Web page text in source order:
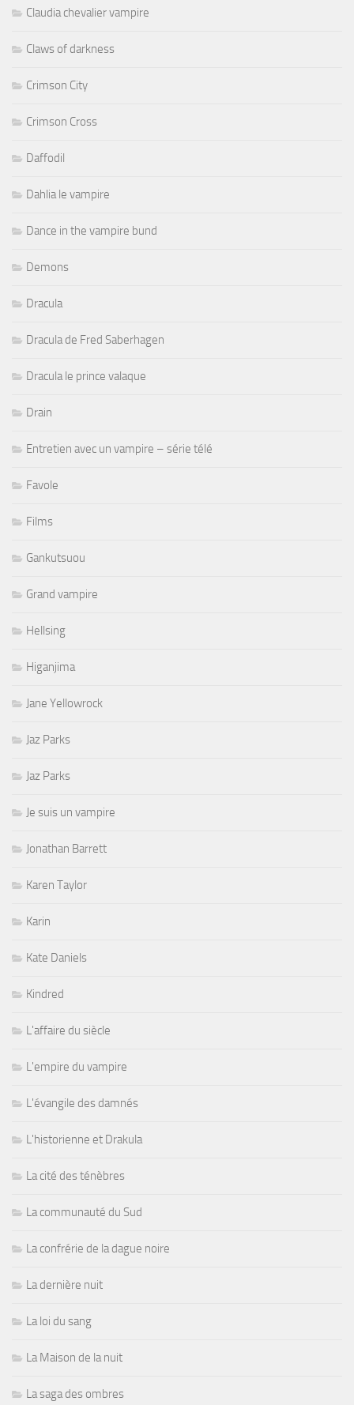
Claudia chevalier vampire
Claws of darkness
Crimson City
Crimson Cross
Daffodil
Dahlia le vampire
Dance in the vampire bund
Demons
Dracula
Dracula de Fred Saberhagen
Dracula le prince valaque
Drain
Entretien avec un vampire – série télé
Favole
Films
Gankutsuou
Grand vampire
Hellsing
Higanjima
Jane Yellowrock
Jaz Parks
Jaz Parks
Je suis un vampire
Jonathan Barrett
Karen Taylor
Karin
Kate Daniels
Kindred
L'affaire du siècle
L'empire du vampire
L'évangile des damnés
L'historienne et Drakula
La cité des ténèbres
La communauté du Sud
La confrérie de la dague noire
La dernière nuit
La loi du sang
La Maison de la nuit
La saga des ombres